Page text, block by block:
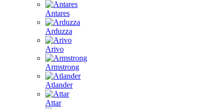
Antares
Arduzza
Arivo
Armstrong
Atlander
Attar